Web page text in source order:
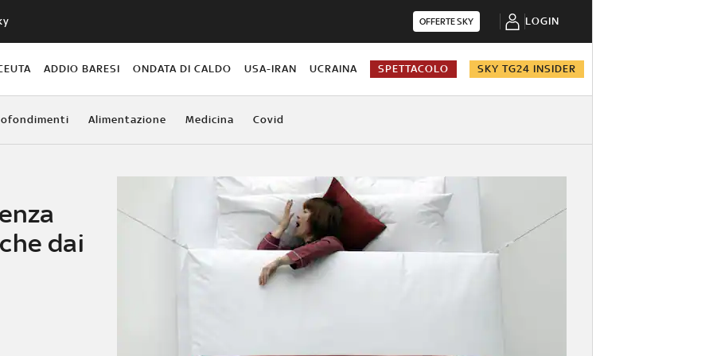
OFFERTE SKY LOGIN
ADDIO BARESI ONDATA DI CALDO USA-IRAN UCRAINA SPETTACOLO SKY TG24 INSIDER
Alimentazione Medicina Covid
dai